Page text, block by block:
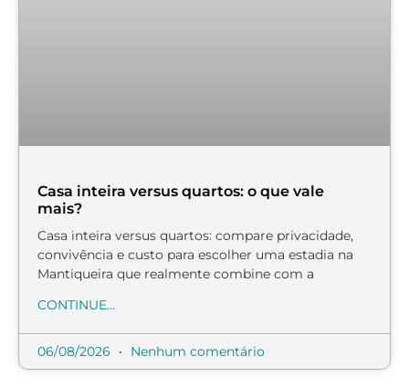
Casa inteira versus quartos: o que vale
mais?
Casa inteira versus quartos: compare privacidade,
convivência e custo para escolher uma estadia na
Mantiqueira que realmente combine com a
CONTINUE...
06/08/2026 Nenhum comentário